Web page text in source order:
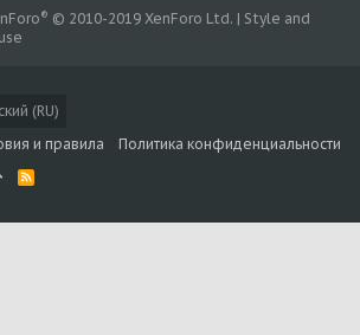
(RU)
и правила
Политика конфиденциальности
R
S
® © 2010-2019 XenForo Ltd. | Style and